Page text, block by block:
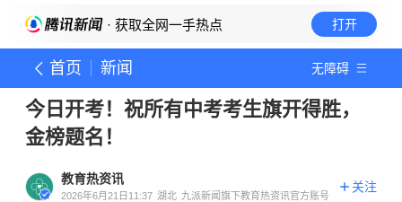
· 获取全网一手热点 打开
首页 新闻 无障碍
今日开考！祝所有中考考生旗开得胜，
金榜题名！
教育热资讯
2026年6月21日11:37 湖北 九派新闻旗下教育热资讯官方账号
关注